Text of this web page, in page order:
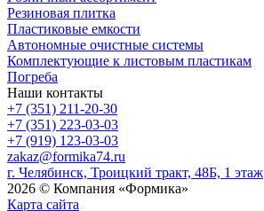
Резиновая плитка
Пластиковые емкости
Автономные очистные системы
Комплектующие к листовым пластикам
Погреба
Наши контакты
+7 (351) 211-20-30
+7 (351) 223-03-03
+7 (919) 123-03-03
zakaz@formika74.ru
г. Челябинск, Троицкий тракт, 48Б, 1 этаж
2026 © Компания «Формика»
Карта сайта